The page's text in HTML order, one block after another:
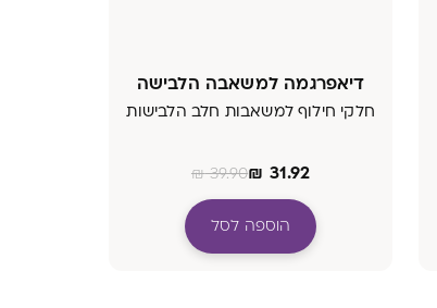
דיאפרגמה למשאבה הלבישה
חלקי חילוף למשאבות חלב הלבישות
₪ 31.92
₪39.90
הוספה לסל